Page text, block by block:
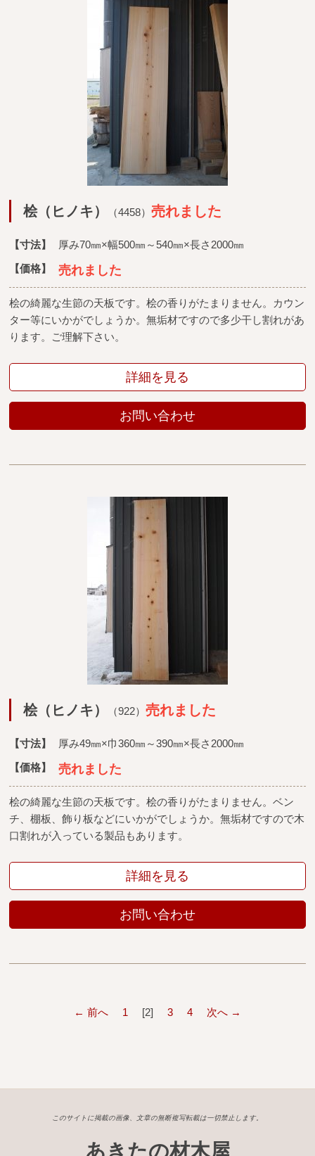
桧（ヒノキ） （4458）売れました
【寸法】
厚み70㎜×幅500㎜～540㎜×長さ2000㎜
【価格】
売れました
桧の綺麗な生節の天板です。桧の香りがたまりません。カウン
ター等にいかがでしょうか。無垢材ですので多少干し割れがあ
ります。ご理解下さい。
詳細を見る
お問い合わせ
桧（ヒノキ） （922）売れました
【寸法】
厚み49㎜×巾360㎜～390㎜×長さ2000㎜
【価格】
売れました
桧の綺麗な生節の天板です。桧の香りがたまりません。ベン
チ、棚板、飾り板などにいかがでしょうか。無垢材ですので木
口割れが入っている製品もあります。
詳細を見る
お問い合わせ
← 前へ 1 2 3 4 次へ →
このサイトに掲載の画像、文章の無断複写転載は一切禁止します。
あきたの材木屋